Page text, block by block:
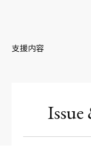
ニュース
支援内容